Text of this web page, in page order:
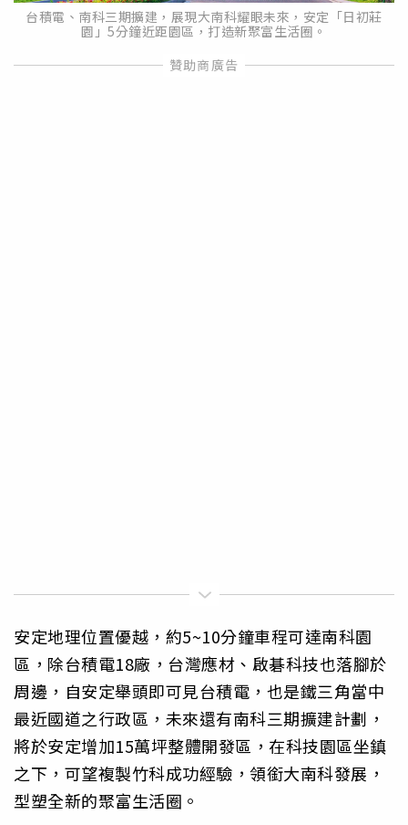
台積電、南科三期擴建，展現大南科耀眼未來，安定「日初莊
園」5分鐘近距園區，打造新聚富生活圈。
安定地理位置優越，約5~10分鐘車程可達南科園
區，除台積電18廠，台灣應材、啟碁科技也落腳於
周邊，自安定舉頭即可見台積電，也是鐵三角當中
最近國道之行政區，未來還有南科三期擴建計劃，
將於安定增加15萬坪整體開發區，在科技園區坐鎮
之下，可望複製竹科成功經驗，領銜大南科發展，
型塑全新的聚富生活圈。